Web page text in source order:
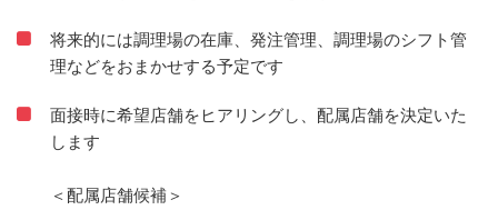
将来的には調理場の在庫、発注管理、調理場のシフト管
理などをおまかせする予定です
面接時に希望店舗をヒアリングし、配属店舗を決定いた
します
＜配属店舗候補＞